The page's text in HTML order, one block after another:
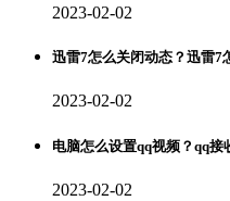
2023-02-02
迅雷7怎么关闭动态？迅雷7
2023-02-02
电脑怎么设置qq视频？qq接
2023-02-02